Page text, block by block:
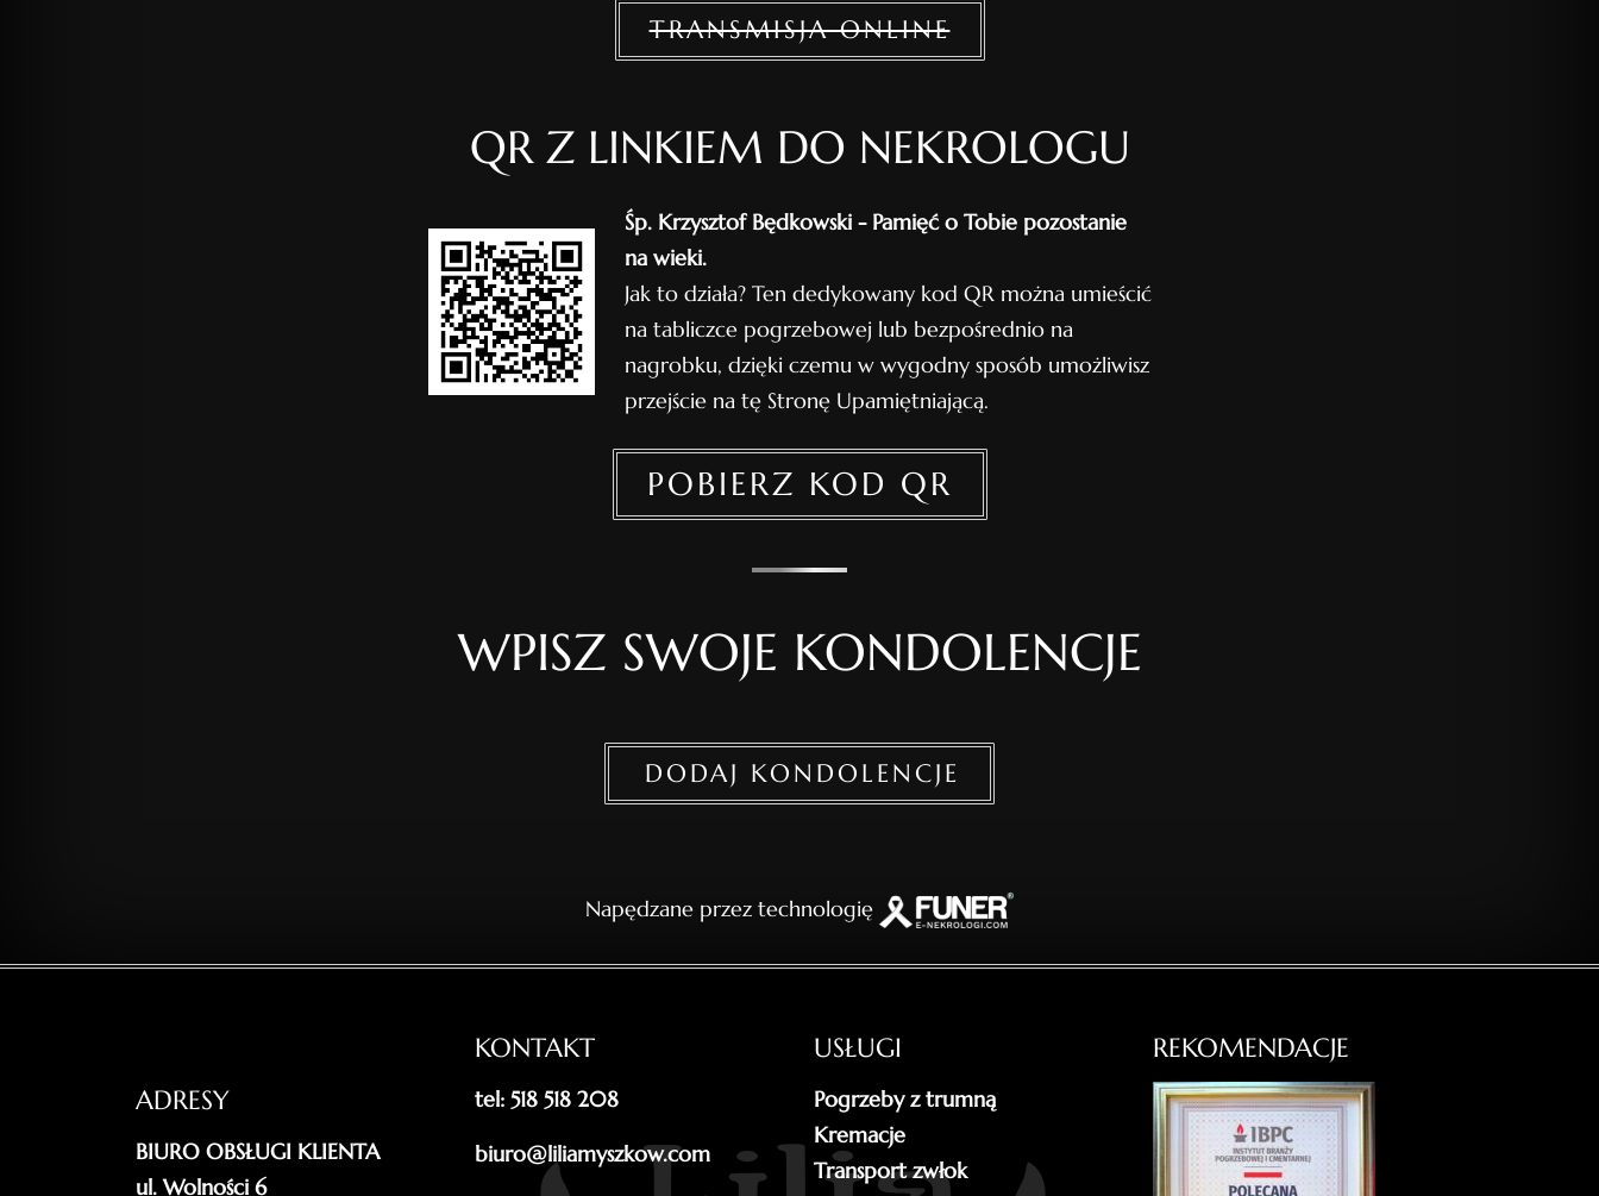
TRANSMISJA ONLINE
QR Z LINKIEM DO NEKROLOGU
Śp. Krzysztof Będkowski - Pamięć o Tobie pozostanie
na wieki.
Jak to działa? Ten dedykowany kod QR można umieścić
na tabliczce pogrzebowej lub bezpośrednio na
nagrobku, dzięki czemu w wygodny sposób umożliwisz
przejście na tę Stronę Upamiętniającą.
POBIERZ KOD QR
WPISZ SWOJE KONDOLENCJE
DODAJ KONDOLENCJE
Napędzane przez technologię
ADRESY
BIURO OBSŁUGI KLIENTA
ul. Wolności 6
KONTAKT
tel: 518 518 208
biuro@liliamyszkow.com
USŁUGI
Pogrzeby z trumną
Kremacje
Transport zwłok
REKOMENDACJE